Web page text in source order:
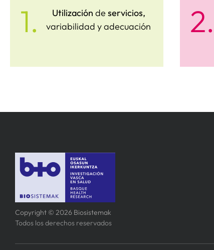
1. Utilización de servicios,
variabilidad y adecuación
2.
Copyright © 2026 Biosistemak
Todos los derechos reservados